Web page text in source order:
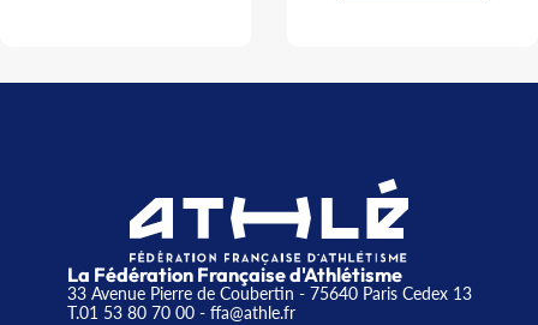
La Fédération Française d'Athlétisme
33 Avenue Pierre de Coubertin - 75640 Paris Cedex 13
T.01 53 80 70 00- ffa@athle.fr